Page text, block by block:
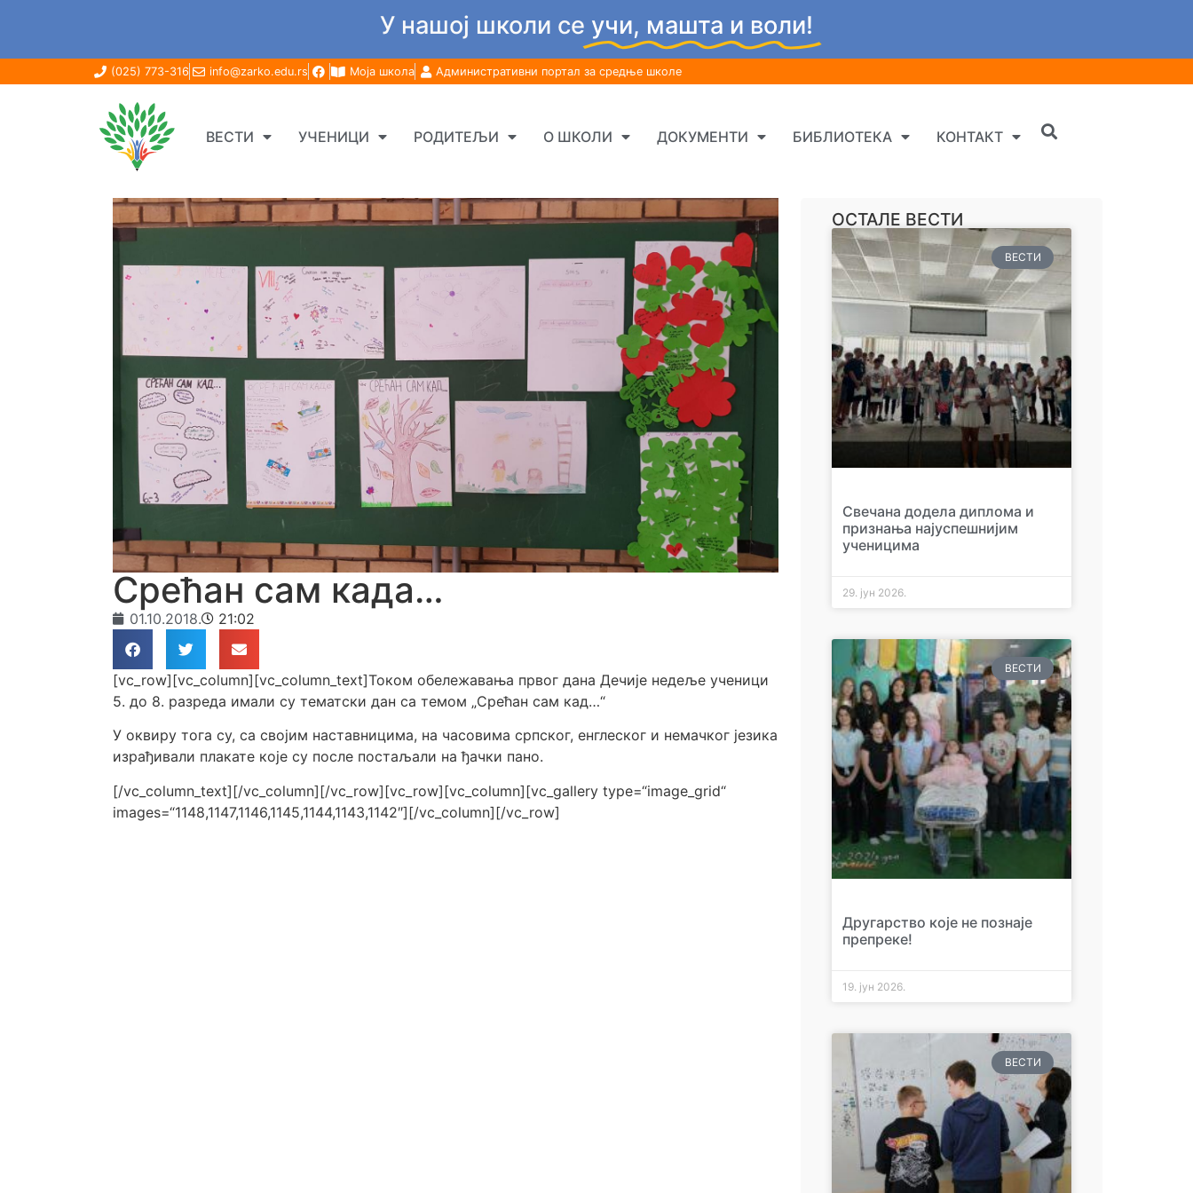
У нашој школи се учи, машта и воли!
(025) 773-316 info@zarko.edu.rs Моја школа Административни портал за средње школе
ВЕСТИ УЧЕНИЦИ РОДИТЕЉИ О ШКОЛИ ДОКУМЕНТИ БИБЛИОТЕКА КОНТАКТ
Срећан сам када…
01.10.2018. 21:02
[vc_row][vc_column][vc_column_text]Током обележавања првог дана Дечије недеље ученици
5. до 8. разреда имали су тематски дан са темом „Срећан сам кад…“
У оквиру тога су, са својим наставницима, на часовима српског, енглеског и немачког језика
израђивали плакате које су после постаљали на ђачки пано.
[/vc_column_text][/vc_column][/vc_row][vc_row][vc_column][vc_gallery type=“image_grid“
images=“1148,1147,1146,1145,1144,1143,1142″][/vc_column][/vc_row]
ОСТАЛЕ ВЕСТИ
ВЕСТИ
Свечана додела диплома и
признања најуспешнијим
ученицима
29. јун 2026.
ВЕСТИ
Другарство које не познаје
препреке!
19. јун 2026.
ВЕСТИ